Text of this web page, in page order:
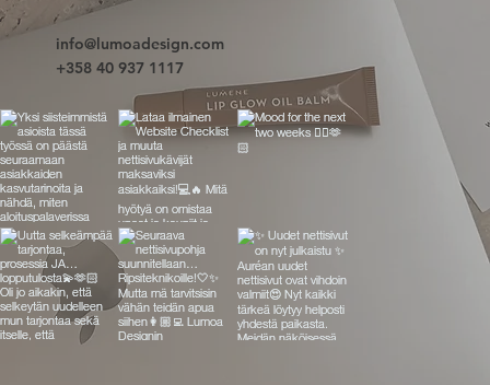
info@lumoadesign.com
+358 40 937 1117